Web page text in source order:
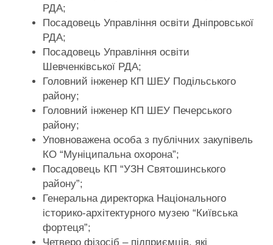
РДА;
Посадовець Управління освіти Дніпровської
РДА;
Посадовець Управління освіти
Шевченківської РДА;
Головний інженер КП ШЕУ Подільського
району;
Головний інженер КП ШЕУ Печерського
району;
Уповноважена особа з публічних закупівель
КО “Муніципальна охорона”;
Посадовець КП “УЗН Святошинського
району”;
Генеральна директорка Національного
історико-архітектурного музею “Київська
фортеця”;
Четверо фізосіб – підприємців, які